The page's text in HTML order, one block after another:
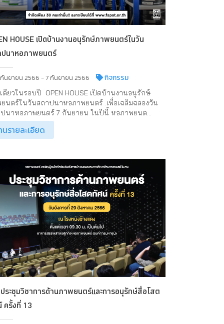
HOUSE เปิดบ้านงานอนุรักษ์ภาพยนตร์ในวัน
นาหอภาพยนตร์
นยายน 2566 - 7 กันยายน 2566 กิจกรรม
ดียวในรอบปี OPEN HOUSE เปิดบ้านงานอนุรักษ์
นตร์ในวันสถาปนาหอภาพยนตร์ .เพื่อเฉลิมฉลองวัน
นาหอภาพยนตร์ 7 กันยายน ในปีนี้ หอภาพยนต...
นรายละเอียด
ระชุมวิชาการด้านภาพยนตร์และการอนุรักษ์สื่อโสต
ครั้งที่ 13